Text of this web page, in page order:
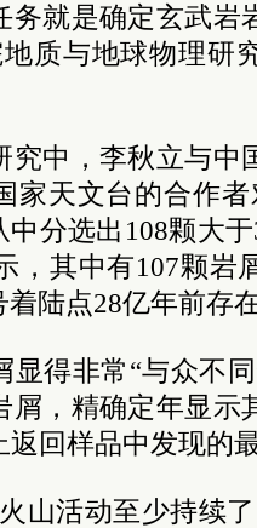
务就是确定玄武岩
质与地球物理研
究中，李秋立与中
家天文台的合作
中分选出108颗大
，其中有107颗岩
陆点28亿年前存
显得非常“与众不
屑，精确定年显示
回样品中发现的
山活动至少持续